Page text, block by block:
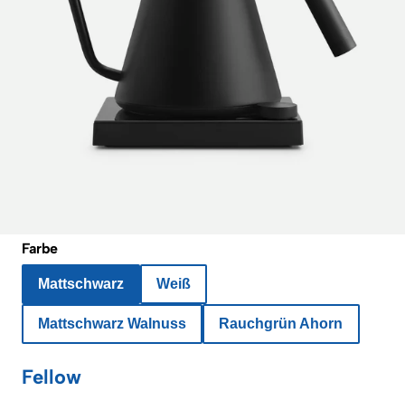
Farbe
Mattschwarz Weiß
Mattschwarz Walnuss Rauchgrün Ahorn
Fellow